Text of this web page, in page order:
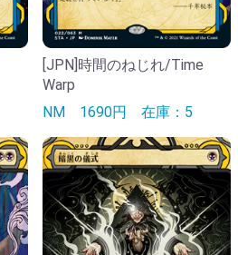
[JPN]時間のねじれ/Time
Warp
NM 1690円 在庫：5